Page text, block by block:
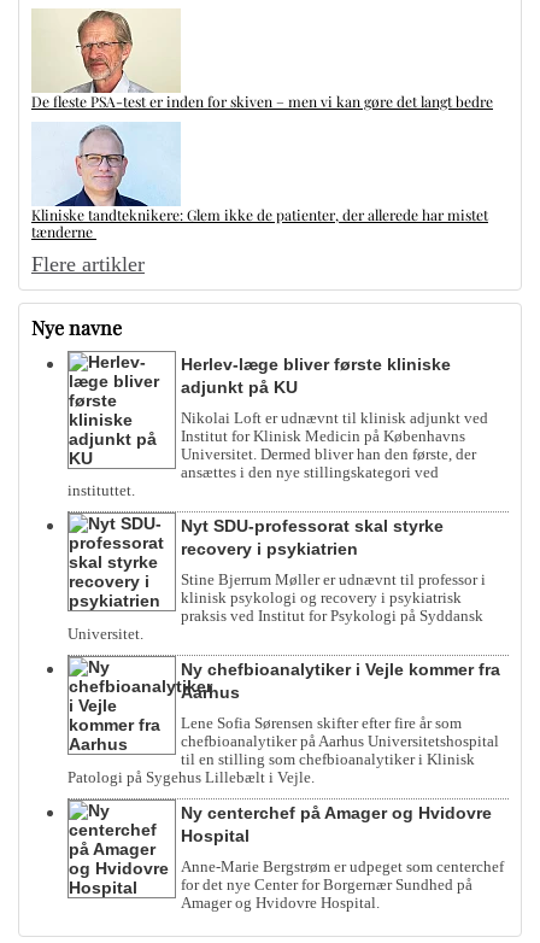
De fleste PSA-test er inden for skiven – men vi kan gøre det langt bedre
Kliniske tandteknikere: Glem ikke de patienter, der allerede har mistet
tænderne
Flere artikler
Nye navne
Herlev-læge bliver første kliniske
adjunkt på KU
Nikolai Loft er udnævnt til klinisk adjunkt ved
Institut for Klinisk Medicin på Københavns
Universitet. Dermed bliver han den første, der
ansættes i den nye stillingskategori ved
instituttet.
Nyt SDU-professorat skal styrke
recovery i psykiatrien
Stine Bjerrum Møller er udnævnt til professor i
klinisk psykologi og recovery i psykiatrisk
praksis ved Institut for Psykologi på Syddansk
Universitet.
Ny chefbioanalytiker i Vejle kommer fra
Aarhus
Lene Sofia Sørensen skifter efter fire år som
chefbioanalytiker på Aarhus Universitetshospital
til en stilling som chefbioanalytiker i Klinisk
Patologi på Sygehus Lillebælt i Vejle.
Ny centerchef på Amager og Hvidovre
Hospital
Anne-Marie Bergstrøm er udpeget som centerchef
for det nye Center for Borgernær Sundhed på
Amager og Hvidovre Hospital.